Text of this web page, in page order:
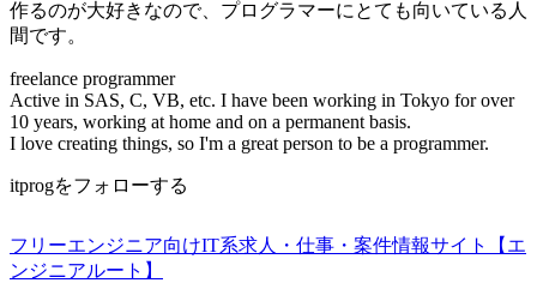
作るのが大好きなので、プログラマーにとても向いている人
間です。
freelance programmer
Active in SAS, C, VB, etc. I have been working in Tokyo for over
10 years, working at home and on a permanent basis.
I love creating things, so I'm a great person to be a programmer.
itprogをフォローする
フリーエンジニア向けIT系求人・仕事・案件情報サイト【エ
ンジニアルート】